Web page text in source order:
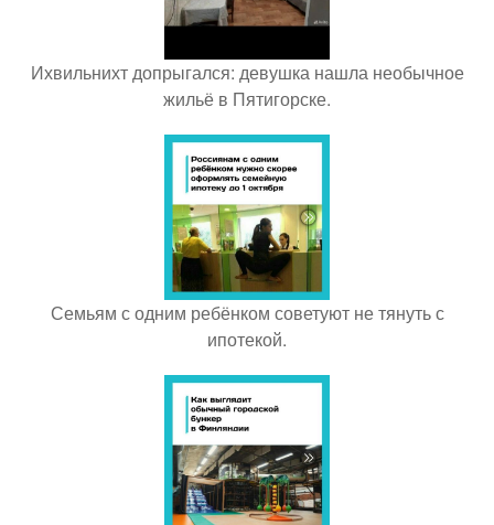
Ихвильнихт допрыгался: девушка нашла необычное
жильё в Пятигорске.
Семьям с одним ребёнком советуют не тянуть с
ипотекой.